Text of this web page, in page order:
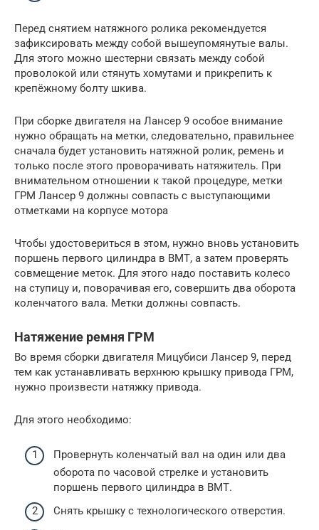
Перед снятием натяжного ролика рекомендуется
зафиксировать между собой вышеупомянутые валы.
Для этого можно шестерни связать между собой
проволокой или стянуть хомутами и прикрепить к
крепёжному болту шкива.
При сборке двигателя на Лансер 9 особое внимание
нужно обращать на метки, следовательно, правильнее
сначала будет установить натяжной ролик, ремень и
только после этого проворачивать натяжитель. При
внимательном отношении к такой процедуре, метки
ГРМ Лансер 9 должны совпасть с выступающими
отметками на корпусе мотора
Чтобы удостовериться в этом, нужно вновь установить
поршень первого цилиндра в ВМТ, а затем проверять
совмещение меток. Для этого надо поставить колесо
на ступицу и, поворачивая его, совершить два оборота
коленчатого вала. Метки должны совпасть.
Натяжение ремня ГРМ
Во время сборки двигателя Мицубиси Лансер 9, перед
тем как устанавливать верхнюю крышку привода ГРМ,
нужно произвести натяжку привода.
Для этого необходимо:
Провернуть коленчатый вал на один или два
оборота по часовой стрелке и установить
поршень первого цилиндра в ВМТ.
Снять крышку с технологического отверстия.